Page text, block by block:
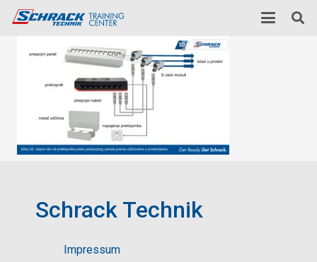
Schrack Technik
Impressum